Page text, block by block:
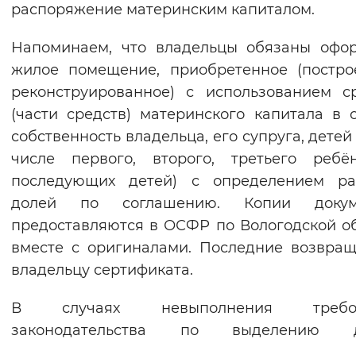
распоряжение материнским капиталом.
Напоминаем, что владельцы обязаны
жилое помещение, приобретенное
реконструированное) с использованием
(части средств) материнского капитала в
собственность владельца, его супруга,
числе первого, второго, третьего
последующих детей) с определением
долей по соглашению. Копии
предоставляются в ОСФР по Вологодской
вместе с оригиналами. Последние
владельцу сертификата.
В случаях невыполнения
законодательства по выделению